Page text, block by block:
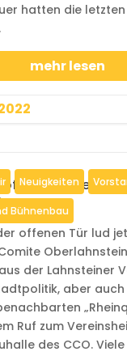
hatten die
mehr lesen
Neuigkeiten
Bühnenbau
öffnete seine
offenen Tür lud
der Lahnsteiner
aber
Ruf zum
des CCO. Viele